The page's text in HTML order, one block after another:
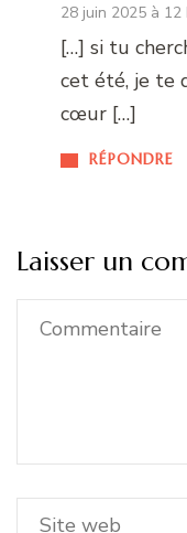
28 juin 2025 à 12
RÉPONDRE
[…] si tu
cet été, je te
cœur […]
Laisser un